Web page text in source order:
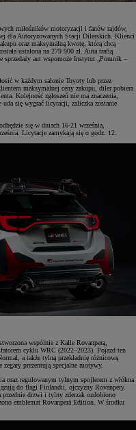
miłośników motoryzacji i fanów rajdów,
dla Autoryzowanych Stacji Dilerskich. Klienci
oraz maksymalną kwotę, którą chcą
ustalona na 279 900 zł. Auta trafią
sprzedaży aut wspomoże Instytut „Pomnik –
w każdym salonie Toyoty lub przez
maksymalnej ceny zakupu, diler pobiera
Kolejność zgłoszeń nie ma znaczenia,
się wygrać licytacji, zaliczka zostanie
się w dniach 16-21 września,
Licytacje zamykają się o godz. 12.
wspólnie z Kalle Rovanperą,
cyklu WRC (2022–2023). Pojazd ten
a także tylną przekładnię różnicową
prezentują specjalne motywy.
oraz regulowanym tylnym spojlerem z włókna
do flagi Finlandii, ojczyzny Rovanpery.
drzwi i tylny zderzak ozdobiono
emblemat Rovanperä Edition. W środku